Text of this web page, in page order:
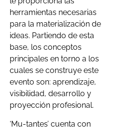
herramientas necesarias
para la materialización de
ideas. Partiendo de esta
base, los conceptos
principales en torno a los
cuales se construye este
evento son: aprendizaje,
visibilidad, desarrollo y
proyección profesional.
‘Mu-tantes’ cuenta con